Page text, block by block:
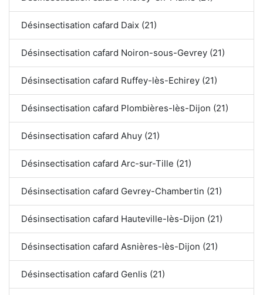
Désinsectisation cafard Daix (21)
Désinsectisation cafard Noiron-sous-Gevrey (21)
Désinsectisation cafard Ruffey-lès-Echirey (21)
Désinsectisation cafard Plombières-lès-Dijon (21)
Désinsectisation cafard Ahuy (21)
Désinsectisation cafard Arc-sur-Tille (21)
Désinsectisation cafard Gevrey-Chambertin (21)
Désinsectisation cafard Hauteville-lès-Dijon (21)
Désinsectisation cafard Asnières-lès-Dijon (21)
Désinsectisation cafard Genlis (21)